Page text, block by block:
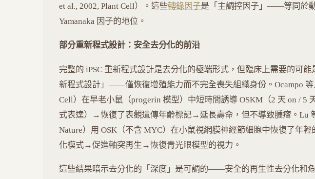
et al., 2002, Plant Cell）。這些轉錄因子是「主調控因子」——等同於
Yamanaka 因子的地位。
部分重新程式設計：安全去分化的前沿
完整的 iPSC 重新程式設計是去分化的極端形式，但臨床上需要的可能
新程式設計」——僅恢復增殖能力而不完全喪失組織身份。Ocampo 等
Cell）在早老小鼠（progerin 模型）中短時間誘導 OSKM（2 天 on / 5
式表達）→恢復了表觀遺傳年齡標記→延長壽命，但不導致腫瘤。Lu
Nature）用 OSK（不含 MYC）在小鼠視網膜神經節細胞中恢復了年輕
化模式→促進軸突再生→恢復青光眼模型的視力。
這些結果暗示去分化的「深度」是可調的——安全的再生性去分化和